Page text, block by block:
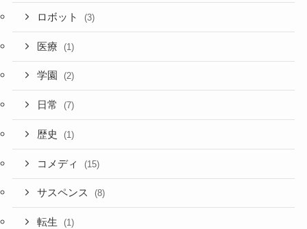
ロボット (3)
医療 (1)
学園 (2)
日常 (7)
歴史 (1)
コメディ (15)
サスペンス (8)
転生 (1)